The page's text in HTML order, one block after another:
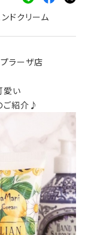
ドクリーム
ラーザ店
愛い
ご紹介♪